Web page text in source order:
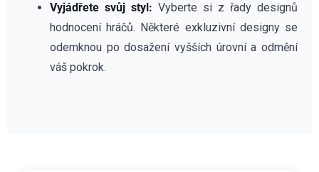
Vyjádřete svůj styl: Vyberte si z řady designů
hodnocení hráčů. Některé exkluzivní designy se
odemknou po dosažení vyšších úrovní a odmění
váš pokrok.